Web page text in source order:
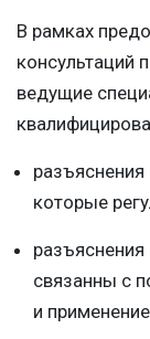
В рамках
консультаций
ведущие
которые
связанны с
и